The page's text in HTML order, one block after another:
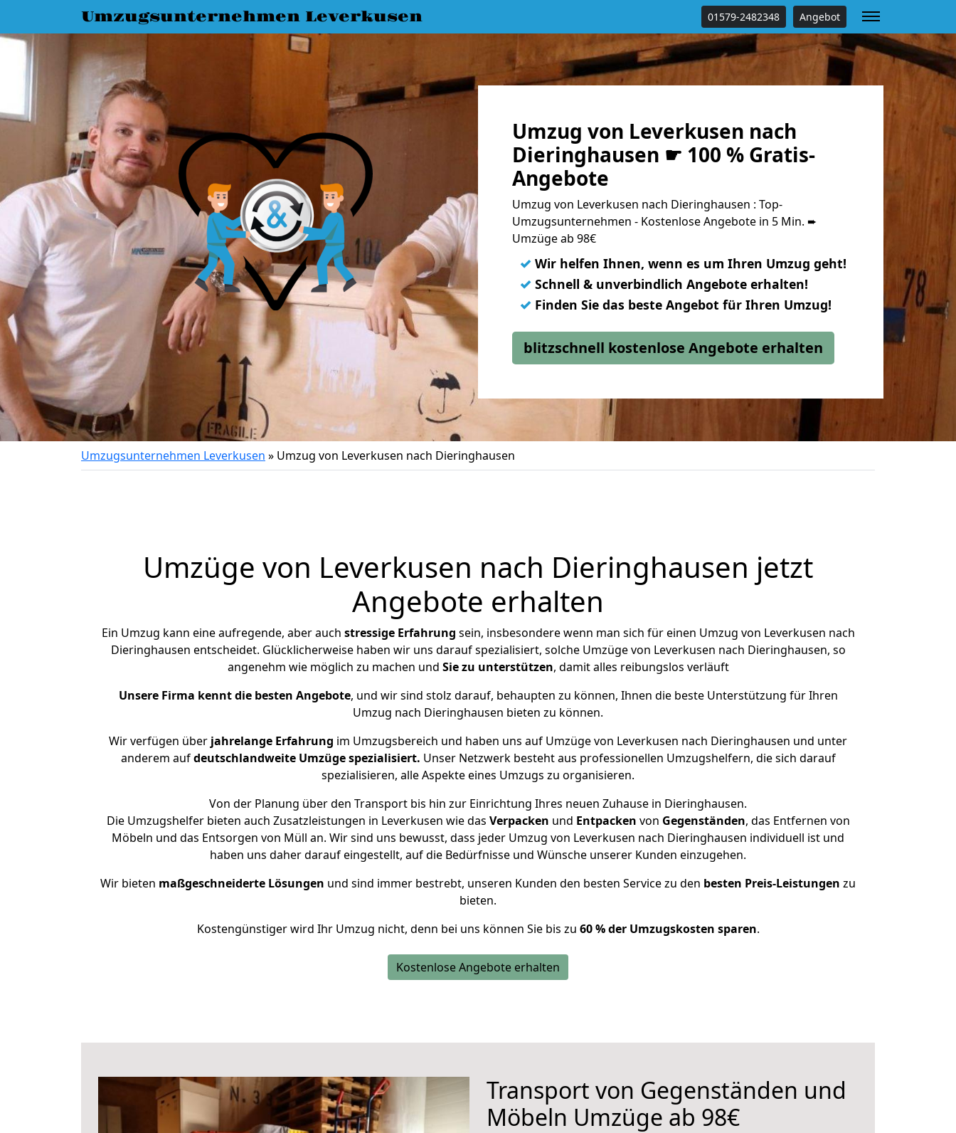
Umzugsunternehmen Leverkusen 01579-2482348 Angebot
Umzug von Leverkusen nach
Dieringhausen ☛ 100 % Gratis-
Angebote
Umzug von Leverkusen nach Dieringhausen : Top-
Umzugsunternehmen - Kostenlose Angebote in 5 Min. ➨
Umzüge ab 98€
✓ Wir helfen Ihnen, wenn es um Ihren Umzug geht!
✓ Schnell & unverbindlich Angebote erhalten!
✓ Finden Sie das beste Angebot für Ihren Umzug!
blitzschnell kostenlose Angebote erhalten
Umzugsunternehmen Leverkusen » Umzug von Leverkusen nach Dieringhausen
Umzüge von Leverkusen nach Dieringhausen jetzt
Angebote erhalten
Ein Umzug kann eine aufregende, aber auch stressige Erfahrung sein, insbesondere wenn man sich für einen Umzug von Leverkusen nach
Dieringhausen entscheidet. Glücklicherweise haben wir uns darauf spezialisiert, solche Umzüge von Leverkusen nach Dieringhausen, so
angenehm wie möglich zu machen und Sie zu unterstützen, damit alles reibungslos verläuft
Unsere Firma kennt die besten Angebote, und wir sind stolz darauf, behaupten zu können, Ihnen die beste Unterstützung für Ihren
Umzug nach Dieringhausen bieten zu können.
Wir verfügen über jahrelange Erfahrung im Umzugsbereich und haben uns auf Umzüge von Leverkusen nach Dieringhausen und unter
anderem aufdeutschlandweite Umzüge spezialisiert. Unser Netzwerk besteht aus professionellen Umzugshelfern, die sich darauf
spezialisieren, alle Aspekte eines Umzugs zu organisieren.
Von der Planung über den Transport bis hin zur Einrichtung Ihres neuen Zuhause in Dieringhausen.
Die Umzugshelfer bieten auch Zusatzleistungen in Leverkusen wie das Verpacken und Entpacken von Gegenständen, das Entfernen von
Möbeln und das Entsorgen von Müll an. Wir sind uns bewusst, dass jeder Umzug von Leverkusen nach Dieringhausen individuell ist und
haben uns daher darauf eingestellt, auf die Bedürfnisse und Wünsche unserer Kunden einzugehen.
Wir bieten maßgeschneiderte Lösungen und sind immer bestrebt, unseren Kunden den besten Service zu den besten Preis-Leistungen zu
bieten.
Kostengünstiger wird Ihr Umzug nicht, denn bei uns können Sie bis zu 60 % der Umzugskosten sparen.
Kostenlose Angebote erhalten
Transport von Gegenständen und
Möbeln Umzüge ab 98€